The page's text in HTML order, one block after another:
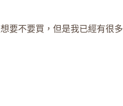
要不要買，但是我已經有很多